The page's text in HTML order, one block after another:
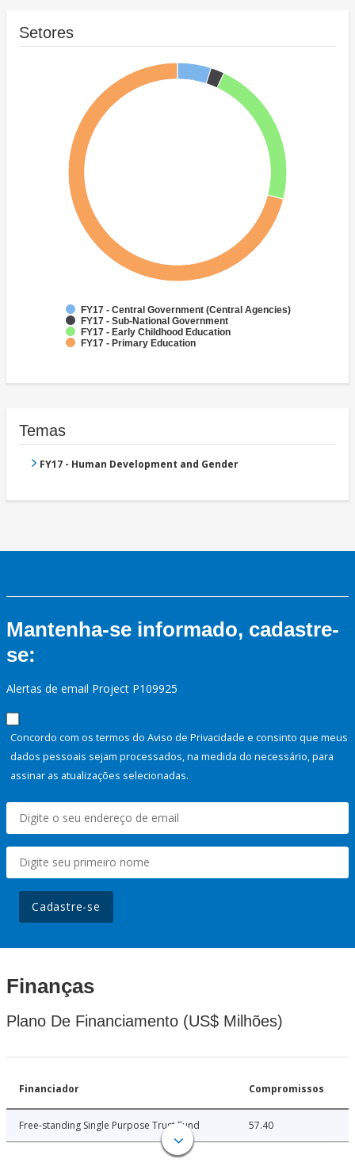
Setores
FY17 - Central Government (Central Agencies)
FY17 - Sub-National Government
FY17 - Early Childhood Education
FY17 - Primary Education
Temas
FY17 - Human Development and Gender
Mantenha-se informado, cadastre-
se:
Alertas de email Project P109925
Concordo com os termos do Aviso de Privacidade e consinto que meus
dados pessoais sejam processados, na medida do necessário, para
assinar as atualizações selecionadas.
Cadastre-se
Finanças
Plano De Financiamento (US$ Milhões)
Financiador Compromissos
Free-standing Single Purpose Trust Fund 57.40